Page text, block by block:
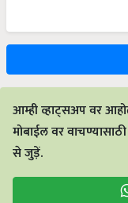
आम्ही व्हाट्सअप वर
मोबाईल वर
से जुड़ें.